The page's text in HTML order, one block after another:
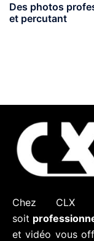
Des photos
et percutant
Chez CLX
soit
et vidéo vous